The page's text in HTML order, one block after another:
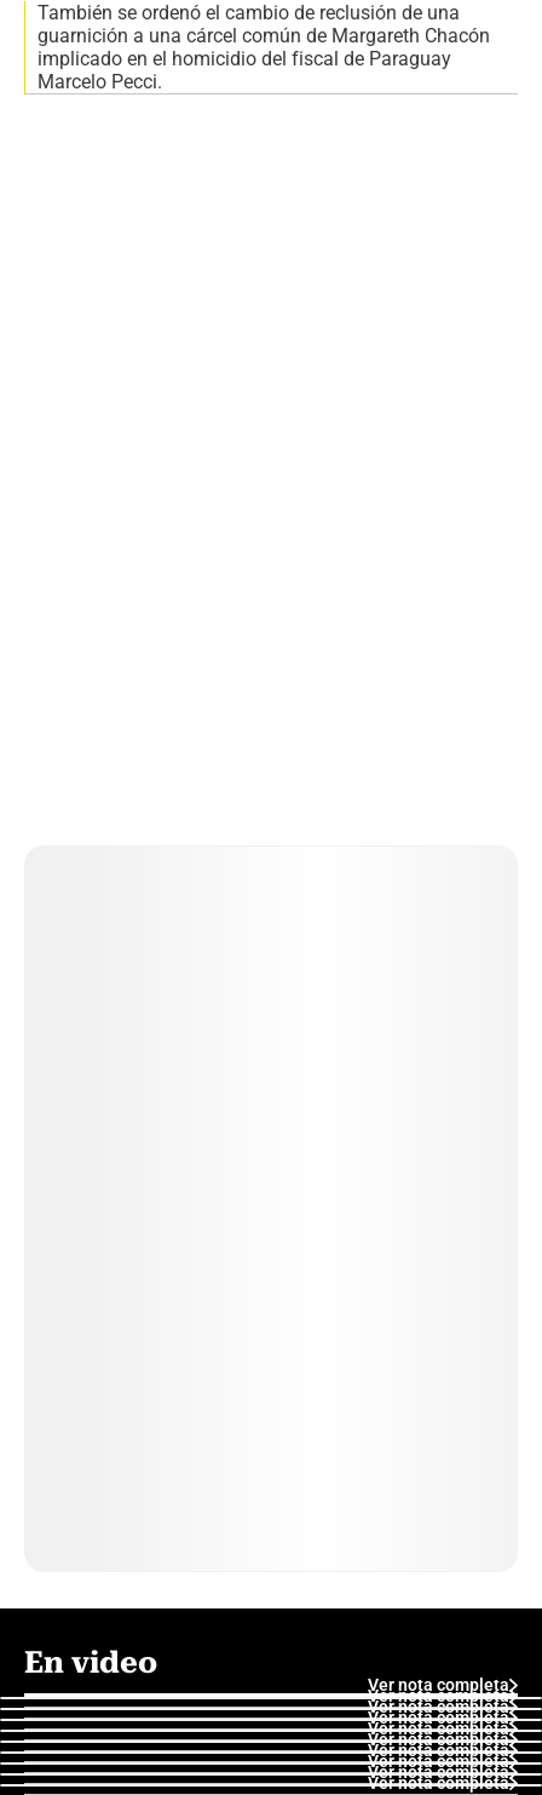
También se ordenó el cambio de reclusión de una
guarnición a una cárcel común de Margareth Chacón
implicado en el homicidio del fiscal de Paraguay
Marcelo Pecci.
En video
Ver nota completa
Ver nota completa
Ver nota completa
Ver nota completa
Ver nota completa
Ver nota completa
Ver nota completa
Ver nota completa
Ver nota completa
Ver nota completa